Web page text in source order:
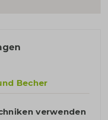
Becher
verwenden